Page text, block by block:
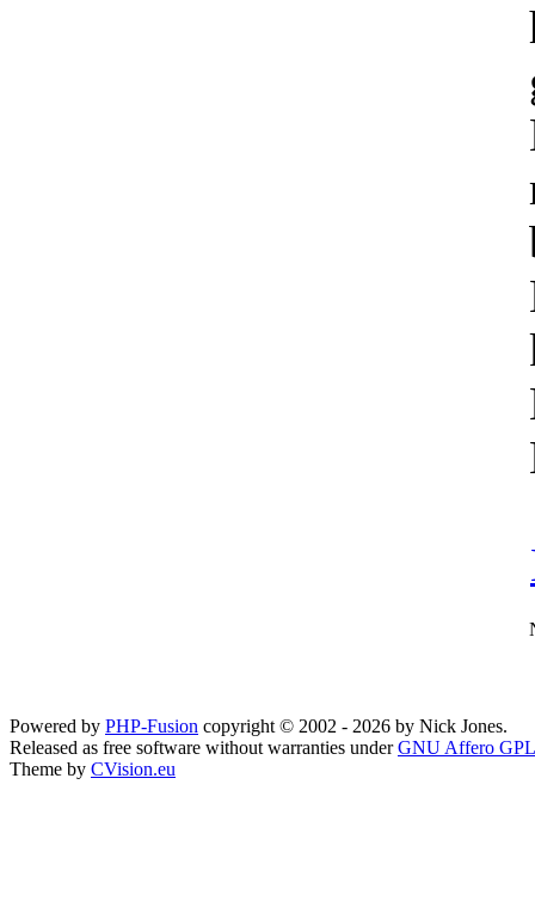
Powered by PHP-Fusion copyright © 2002 - 2026 by Nick Jones.
Released as free software without warranties underGNU Affero GPL
Theme by CVision.eu